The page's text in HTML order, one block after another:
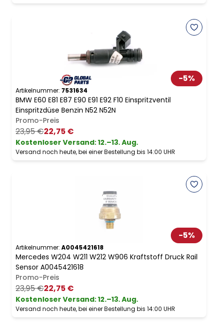
-5%
Artikelnummer: 7531634
BMW E60 E81 E87 E90 E91 E92 F10 Einspritzventil
Einspritzdüse Benzin N52 N52N
Promo-Preis
23,95 €22,75 €
Kostenloser Versand:12.–13. Aug.
Versand noch heute, bei einer Bestellung bis 14:00 UHR
-5%
Artikelnummer: A0045421618
Mercedes W204 W211 W212 W906 Kraftstoff Druck Rail
Sensor A0045421618
Promo-Preis
23,95 €22,75 €
Kostenloser Versand:12.–13. Aug.
Versand noch heute, bei einer Bestellung bis 14:00 UHR